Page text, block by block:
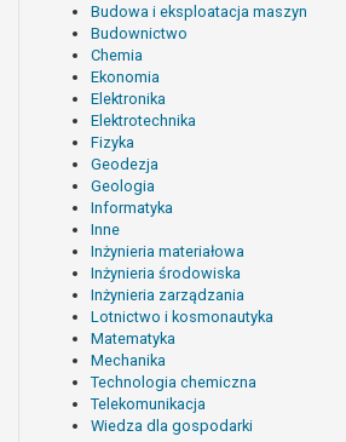
Budowa i eksploatacja maszyn
Budownictwo
Chemia
Ekonomia
Elektronika
Elektrotechnika
Fizyka
Geodezja
Geologia
Informatyka
Inne
Inżynieria materiałowa
Inżynieria środowiska
Inżynieria zarządzania
Lotnictwo i kosmonautyka
Matematyka
Mechanika
Technologia chemiczna
Telekomunikacja
Wiedza dla gospodarki